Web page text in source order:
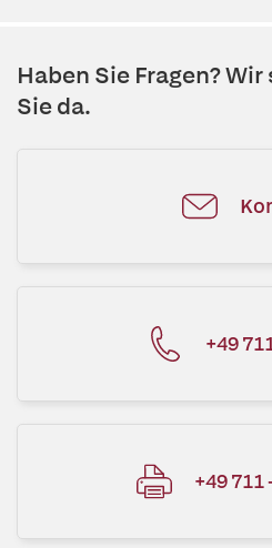
Haben Sie Fragen?
Sie da.
+49
+49 711